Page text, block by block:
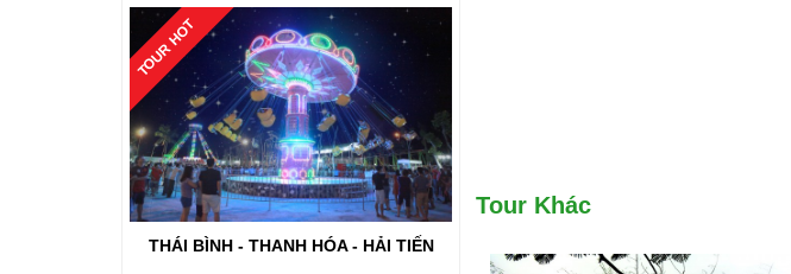
TOUR HOT
THÁI BÌNH - THANH HÓA - HẢI TIẾN
Tour Khác